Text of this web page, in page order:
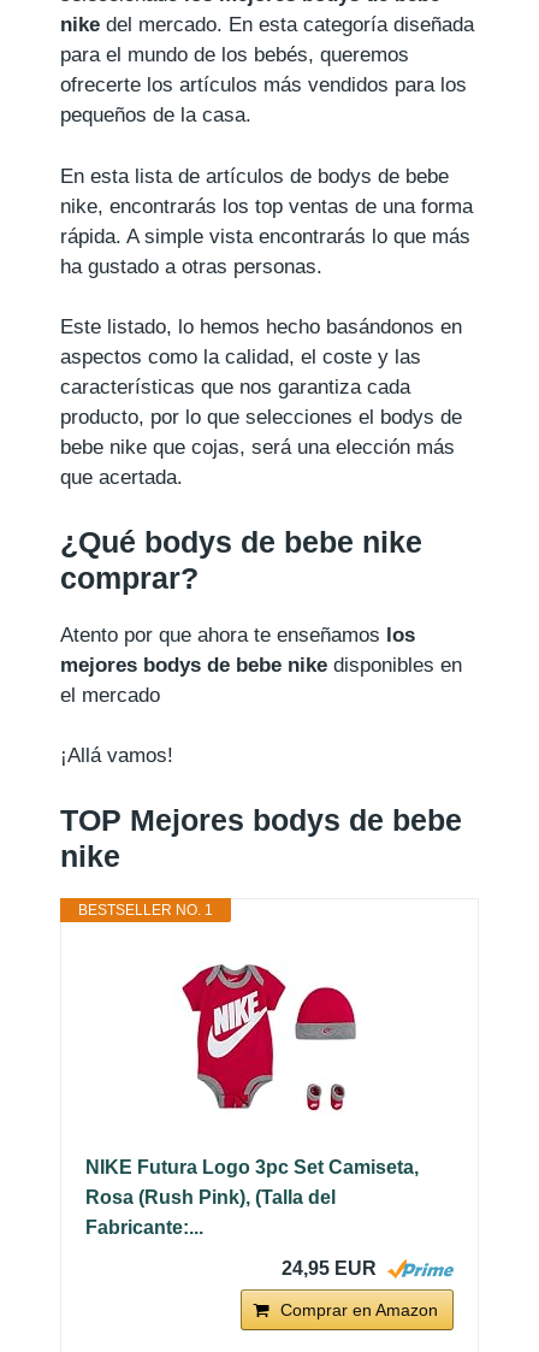
nike del mercado. En esta categoría diseñada
para el mundo de los bebés, queremos
ofrecerte los artículos más vendidos para los
pequeños de la casa.
En esta lista de artículos de bodys de bebe
nike, encontrarás los top ventas de una forma
rápida. A simple vista encontrarás lo que más
ha gustado a otras personas.
Este listado, lo hemos hecho basándonos en
aspectos como la calidad, el coste y las
características que nos garantiza cada
producto, por lo que selecciones el bodys de
bebe nike que cojas, será una elección más
que acertada.
¿Qué bodys de bebe nike
comprar?
Atento por que ahora te enseñamos los
mejores bodys de bebe nike disponibles en
el mercado
¡Allá vamos!
TOP Mejores bodys de bebe
nike
BESTSELLER NO. 1
NIKE Futura Logo 3pc Set Camiseta,
Rosa (Rush Pink), (Talla del
Fabricante:...
24,95 EUR
Comprar en Amazon